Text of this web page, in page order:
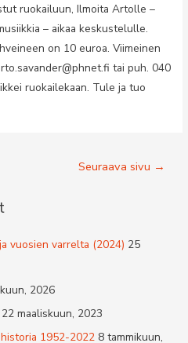
ruokailuun, Ilmoita Artolle –
– aikaa keskustelulle.
on 10 euroa. Viimeinen
tai puh. 040
ruokailekaan. Tule ja tuo
Seuraava sivu →
vuosien varrelta (2024) 25
2026
22 maaliskuun, 2023
1952-2022 8 tammikuun,